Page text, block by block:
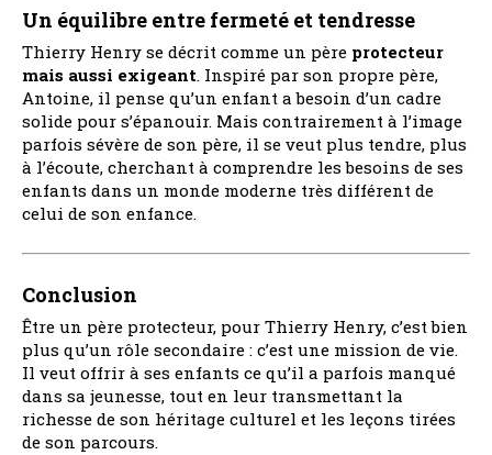
Un équilibre entre fermeté et tendresse
Thierry Henry se décrit comme un père protecteur
mais aussi exigeant. Inspiré par son propre père,
Antoine, il pense qu’un enfant a besoin d’un cadre
solide pour s’épanouir. Mais contrairement à l’image
parfois sévère de son père, il se veut plus tendre, plus
à l’écoute, cherchant à comprendre les besoins de ses
enfants dans un monde moderne très différent de
celui de son enfance.
Conclusion
Être un père protecteur, pour Thierry Henry, c’est bien
plus qu’un rôle secondaire : c’est une mission de vie.
Il veut offrir à ses enfants ce qu’il a parfois manqué
dans sa jeunesse, tout en leur transmettant la
richesse de son héritage culturel et les leçons tirées
de son parcours.